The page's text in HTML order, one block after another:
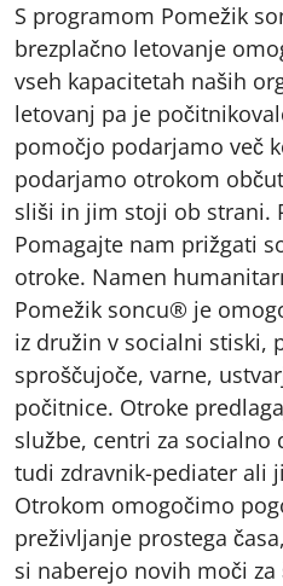
S programom Pomežik
brezplačno letovanje
vseh kapacitetah naših
letovanj pa je
pomočjo podarjamo več
podarjamo otrokom
sliši in jim stoji ob strani.
Pomagajte nam prižgati
otroke. Namen
Pomežik soncu® je
iz družin v socialni stiski,
sproščujoče, varne,
počitnice. Otroke
službe, centri za socialno
tudi zdravnik-pediater ali
Otrokom omogočimo
preživljanje prostega
si naberejo novih moči